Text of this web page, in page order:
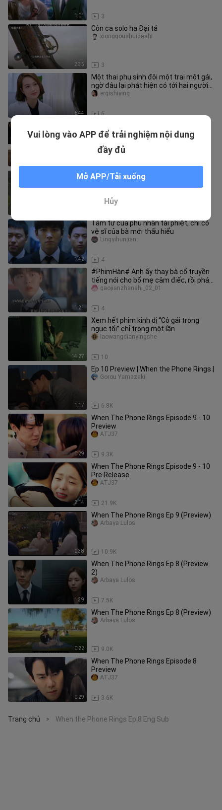
1:01 3
2:35
Côn ca solo hạ Đại tá
3
xionggoushuidashi
6:44
Một thai phụ sinh đôi một trai một gái,
ngờ đâu lại phát hiện có tới hai người
cha
6
erqishiying
đương?
Để bảo vệ cô nhi họ Triệu, Công Tôn
Sở Cữu anh dũng hy sinh, còn Trình
1:42
Tâm tư của phu nhân tài phiệt, chỉ có
vệ sĩ của bà mới thấu hiểu
4
Lingyihunjian
1:21
#PhimHàn# Anh ấy thay bà cố truyền
tiếng nói cho bố mẹ câm điếc, rồi phát
hiện ra hồi trẻ bố mình từ
4
gaojianzhanshi_02_01
14:27
Xem hết phim kinh dị “Cô gái trong
ngục tối” chỉ trong một lần
10
laowangdianyingshe
1:17
Ep 10 Preview | When the Phone Rings |
6.8K
Gorou Yamazaki
0:29
When The Phone Rings Episode 9 - 10
Preview
9.3K
ATJ37
2:14
When The Phone Rings Episode 9 - 10
Pre Release
21.9K
ATJ37
0:38
When The Phone Rings Ep 9 (Preview)
10.9K
Arbaya Lulos
1:39
When The Phone Rings Ep 8 (Preview
2)
7.5K
Arbaya Lulos
0:22
When The Phone Rings Ep 8 (Preview)
9.0K
Arbaya Lulos
0:29
When The Phone Rings Episode 8
Preview
3.6K
ATJ37
Trang chủ > When the Phone Rings Ep 8 Eng Sub
Vui lòng vào APP để trải nghiệm nội dung
đầy đủ
Mở APP/Tải xuống
Hủy